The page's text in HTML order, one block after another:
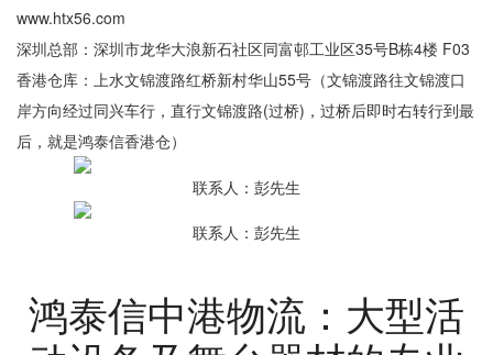
www.htx56.com
深圳总部：深圳市龙华大浪新石社区同富邨工业区35号B栋4楼 F03
香港仓库：上水文锦渡路红桥新村华山55号（文锦渡路往文锦渡口
岸方向经过同兴车行，直行文锦渡路(过桥)，过桥后即时右转行到最
后，就是鸿泰信香港仓）
联系人：彭先生
联系人：彭先生
鸿泰信中港物流：大型活